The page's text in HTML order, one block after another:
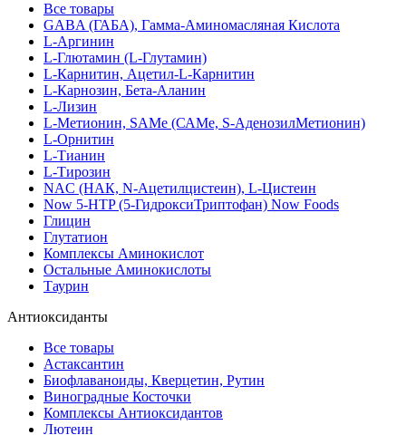
Все товары
GABA (ГАБА), Гамма-Аминомасляная Кислота
L-Аргинин
L-Глютамин (L-Глутамин)
L-Карнитин, Ацетил-L-Карнитин
L-Карнозин, Бета-Аланин
L-Лизин
L-Метионин, SAMe (САМе, S-АденозилМетионин)
L-Орнитин
L-Тианин
L-Тирозин
NAC (НАК, N-Ацетилцистеин), L-Цистеин
Now 5-HTP (5-ГидроксиТриптофан) Now Foods
Глицин
Глутатион
Комплексы Аминокислот
Остальные Аминокислоты
Таурин
Антиоксиданты
Все товары
Астаксантин
Биофлаваноиды, Кверцетин, Рутин
Виноградные Косточки
Комплексы Антиоксидантов
Лютеин